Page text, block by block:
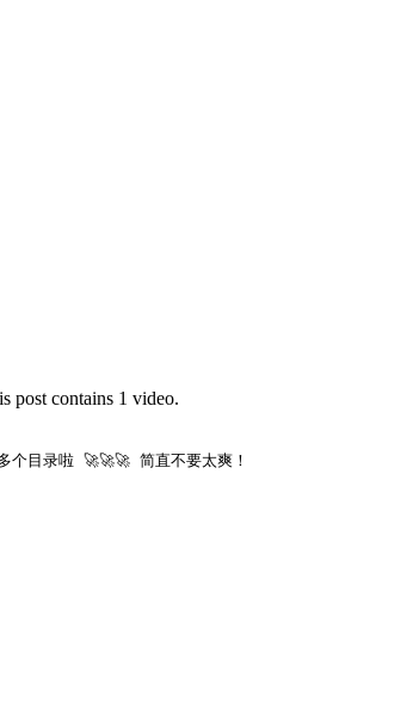
post contains 1 video.
目录啦 🚀🚀🚀 简直不要太爽！